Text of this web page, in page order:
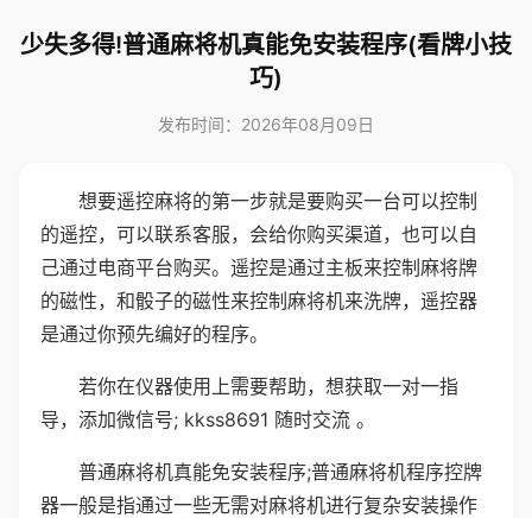
少失多得!普通麻将机真能免安装程序(看牌小技
巧)
发布时间：2026年08月09日
想要遥控麻将的第一步就是要购买一台可以控制
的遥控，可以联系客服，会给你购买渠道，也可以自
己通过电商平台购买。遥控是通过主板来控制麻将牌
的磁性，和骰子的磁性来控制麻将机来洗牌，遥控器
是通过你预先编好的程序。
若你在仪器使用上需要帮助，想获取一对一指
导，添加微信号; kkss8691 随时交流 。
普通麻将机真能免安装程序;普通麻将机程序控牌
器一般是指通过一些无需对麻将机进行复杂安装操作